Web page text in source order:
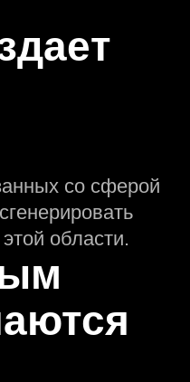
со сферой
области.